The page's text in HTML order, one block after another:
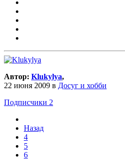
Автор: Klukylya,
22 июня 2009 в Досуг и хобби
Подписчики 2
Назад
4
5
6